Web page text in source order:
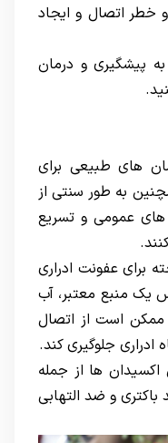
خطر اتصال و ایجاد
پیشگیری و درمان
های طبیعی برای
به طور سنتی از
عمومی و تسریع
برای عفونت ادراری
یک منبع معتبر، آب
ممکن است از اتصال
ها از جمله
و ضد التهابی